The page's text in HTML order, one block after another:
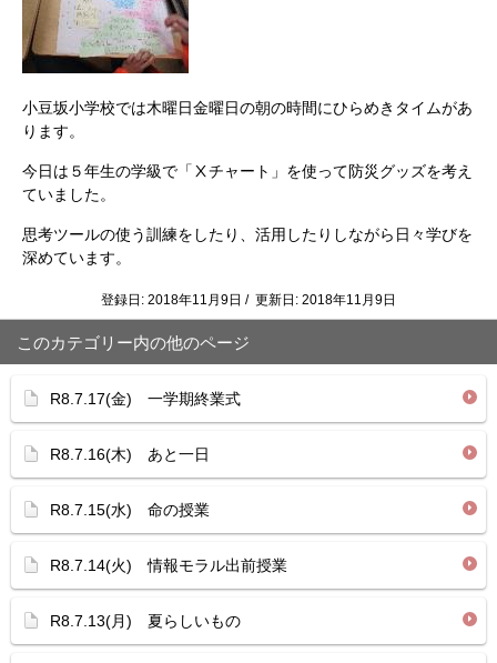
小豆坂小学校では木曜日金曜日の朝の時間にひらめきタイムがあ
ります。
今日は５年生の学級で「Ⅹチャート」を使って防災グッズを考え
ていました。
思考ツールの使う訓練をしたり、活用したりしながら日々学びを
深めています。
登録日: 2018年11月9日 / 更新日: 2018年11月9日
このカテゴリー内の他のページ
R8.7.17(金) 一学期終業式
R8.7.16(木) あと一日
R8.7.15(水) 命の授業
R8.7.14(火) 情報モラル出前授業
R8.7.13(月) 夏らしいもの